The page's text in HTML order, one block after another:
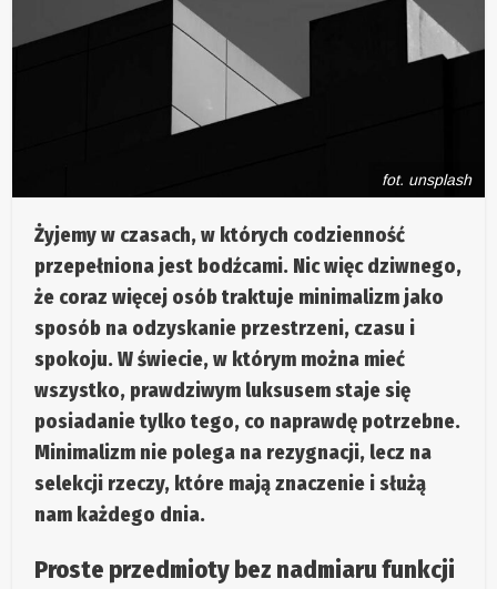
fot. unsplash
Żyjemy w czasach, w których codzienność
przepełniona jest bodźcami. Nic więc dziwnego,
że coraz więcej osób traktuje minimalizm jako
sposób na odzyskanie przestrzeni, czasu i
spokoju. W świecie, w którym można mieć
wszystko, prawdziwym luksusem staje się
posiadanie tylko tego, co naprawdę potrzebne.
Minimalizm nie polega na rezygnacji, lecz na
selekcji rzeczy, które mają znaczenie i służą
nam każdego dnia.
Proste przedmioty bez nadmiaru funkcji